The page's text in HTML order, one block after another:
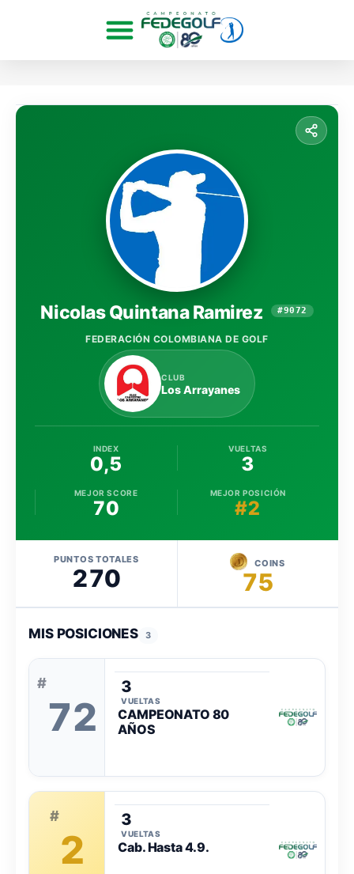
Nicolas Quintana Ramirez #9072
FEDERACIÓN COLOMBIANA DE GOLF
CLUB
Los Arrayanes
INDEX
0,5
VUELTAS
3
MEJOR SCORE
70
MEJOR POSICIÓN
#2
PUNTOS TOTALES
270
COINS
75
MIS POSICIONES 3
#
72
CAMPEONATO 80
AÑOS
3
VUELTAS
#
2 Cab. Hasta 4.9.
3
VUELTAS